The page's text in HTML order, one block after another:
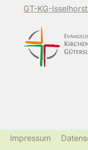
GT-KG-
Impressum